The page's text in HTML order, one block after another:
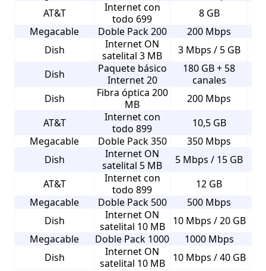
AT&T
Internet con
todo 699
8 GB
Megacable
Doble Pack 200
200 Mbps
Dish
Internet ON
satelital 3 MB
3 Mbps / 5 GB
Dish
Paquete básico
Internet 20
180 GB + 58
canales
Dish
Fibra óptica 200
MB
200 Mbps
AT&T
Internet con
todo 899
10,5 GB
Megacable
Doble Pack 350
350 Mbps
Dish
Internet ON
satelital 5 MB
5 Mbps / 15 GB
AT&T
Internet con
todo 899
12 GB
Megacable
Doble Pack 500
500 Mbps
Dish
Internet ON
satelital 10 MB
10 Mbps / 20 GB
Megacable
Doble Pack 1000
1000 Mbps
Dish
Internet ON
satelital 10 MB
10 Mbps / 40 GB